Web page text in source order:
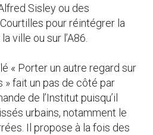
Sisley ou des
pour réintégrer la
ville ou sur l’A86.
« Porter un autre regard sur
» fait un pas de côté par
de l’Institut puisqu’il
urbains, notamment le
Il propose à la fois des